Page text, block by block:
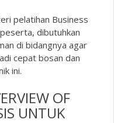
pelatihan Business
dibutuhkan
di bidangnya agar
cepat bosan dan
ini.
OF
UNTUK